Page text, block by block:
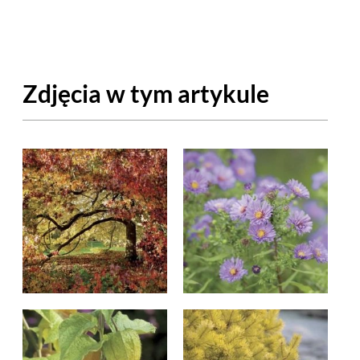
Zdjęcia w tym artykule
APTECZKA
DOMOWE
RZEMIOSŁO
ZUPY
INNE